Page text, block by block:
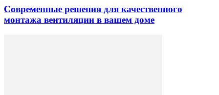
Современные решения для качественного
монтажа вентиляции в вашем доме